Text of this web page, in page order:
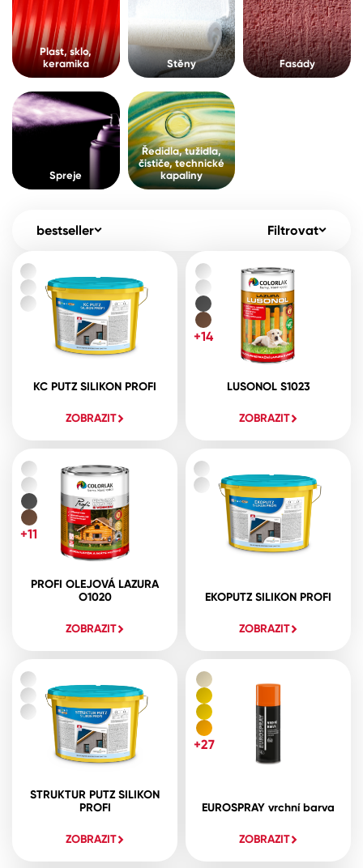
Pro akcionáře O společnosti
Kontakty
B2B +420 800 145 555
Česko
Slovensko Polsko
Spreje
Ředidla, tužidla, čističe, technické
kapaliny
Plast, sklo,
keramika
Stěny Fasády
Spreje
Ředidla, tužidla,
čističe, technické
kapaliny
bestseller Filtrovat
KC PUTZ SILIKON PROFI
ZOBRAZIT
LUSONOL S1023
ZOBRAZIT
+14
PROFI OLEJOVÁ LAZURA
O1020
ZOBRAZIT
+11
EKOPUTZ SILIKON PROFI
ZOBRAZIT
STRUKTUR PUTZ SILIKON
PROFI
ZOBRAZIT
EUROSPRAY vrchní barva
ZOBRAZIT
+27